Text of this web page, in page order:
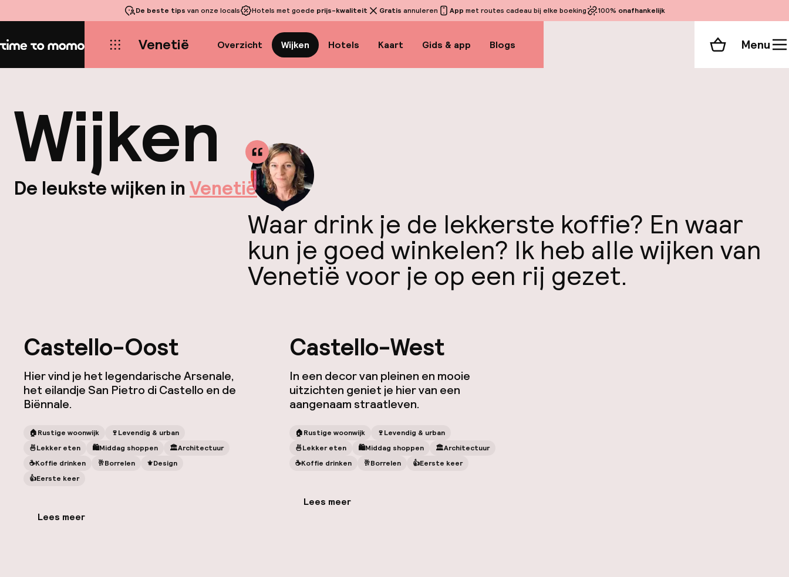
De beste tips van onze locals Hotels met goede prijs-kwaliteit Gratis annuleren App met routes cadeau bij elke boeking 100% onafhankelijk
Home Venetië Overzicht Wijken Hotels Kaart Gids & app Blogs Winkelmand
Menu
Wijken
De leukste wijken in Venetië
Waar drink je de lekkerste koffie? En waar
kun je goed winkelen? Ik heb alle wijken van
Venetië voor je op een rij gezet.
Castello-Oost
Hier vind je het legendarische Arsenale,
het eilandje San Pietro di Castello en de
Biënnale.
🏠Rustige woonwijk 🍷Levendig & urban
🍜Lekker eten 🛍Middag shoppen 🏛️Architectuur
☕️Koffie drinken 🥂Borrelen ⚜️Design
👍Eerste keer
Lees meer
Castello-West
In een decor van pleinen en mooie
uitzichten geniet je hier van een
aangenaam straatleven.
🏠Rustige woonwijk 🍷Levendig & urban
🍜Lekker eten 🛍Middag shoppen 🏛️Architectuur
☕️Koffie drinken 🥂Borrelen 👍Eerste keer
Lees meer